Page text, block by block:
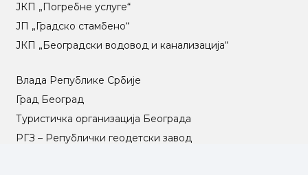
ЈКП „Погребне услуге“
ЈП „Градско стамбено“
ЈКП „Београдски водовод и канализација“
Влада Републике Србије
Град Београд
Туристичка организација Београда
РГЗ – Републички геодетски завод